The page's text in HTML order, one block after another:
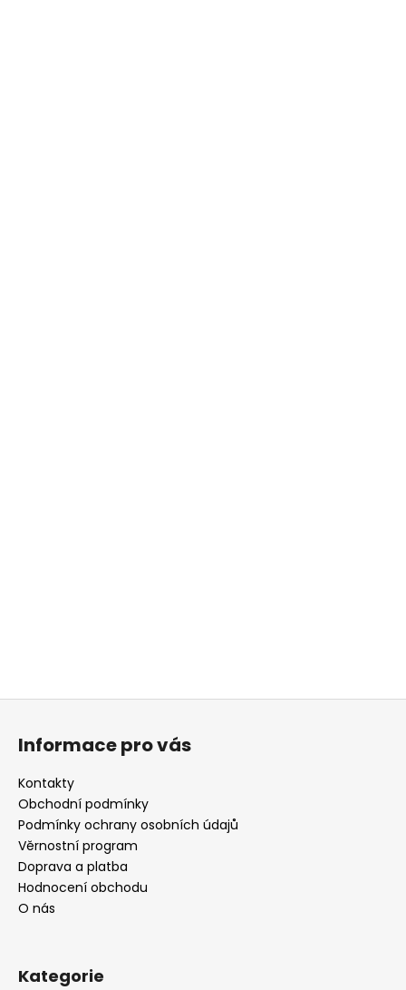
Z
Informace pro vás
Kontakty
Obchodní podmínky
Podmínky ochrany osobních údajů
Věrnostní program
Doprava a platba
Hodnocení obchodu
O nás
Kategorie